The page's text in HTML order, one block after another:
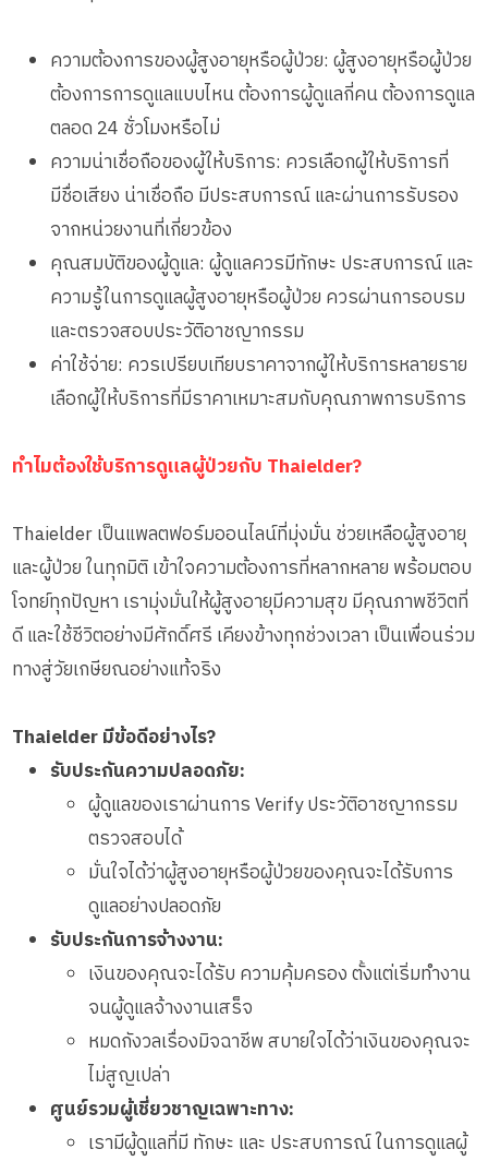
ความต้องการของผู้สูงอายุหรือผู้ป่วย: ผู้สูงอายุหรือผู้ป่วย
ต้องการการดูแลแบบไหน ต้องการผู้ดูแลกี่คน ต้องการดูแล
ตลอด 24 ชั่วโมงหรือไม่
ความน่าเชื่อถือของผู้ให้บริการ: ควรเลือกผู้ให้บริการที่
มีชื่อเสียง น่าเชื่อถือ มีประสบการณ์ และผ่านการรับรอง
จากหน่วยงานที่เกี่ยวข้อง
คุณสมบัติของผู้ดูแล: ผู้ดูแลควรมีทักษะ ประสบการณ์ และ
ความรู้ในการดูแลผู้สูงอายุหรือผู้ป่วย ควรผ่านการอบรม
และตรวจสอบประวัติอาชญากรรม
ค่าใช้จ่าย: ควรเปรียบเทียบราคาจากผู้ให้บริการหลายราย
เลือกผู้ให้บริการที่มีราคาเหมาะสมกับคุณภาพการบริการ
ทำไมต้องใช้บริการดูแลผู้ป่วยกับ Thaielder?
Thaielder เป็นแพลตฟอร์มออนไลน์ที่มุ่งมั่น ช่วยเหลือผู้สูงอายุ
และผู้ป่วย ในทุกมิติ เข้าใจความต้องการที่หลากหลาย พร้อมตอบ
โจทย์ทุกปัญหา เรามุ่งมั่นให้ผู้สูงอายุมีความสุข มีคุณภาพชีวิตที่
ดี และใช้ชีวิตอย่างมีศักดิ์ศรี เคียงข้างทุกช่วงเวลา เป็นเพื่อนร่วม
ทางสู่วัยเกษียณอย่างแท้จริง
Thaielder มีข้อดีอย่างไร?
รับประกันความปลอดภัย:
ผู้ดูแลของเราผ่านการ Verify ประวัติอาชญากรรม
ตรวจสอบได้
มั่นใจได้ว่าผู้สูงอายุหรือผู้ป่วยของคุณจะได้รับการ
ดูแลอย่างปลอดภัย
รับประกันการจ้างงาน:
เงินของคุณจะได้รับ ความคุ้มครอง ตั้งแต่เริ่มทำงาน
จนผู้ดูแลจ้างงานเสร็จ
หมดกังวลเรื่องมิจฉาชีพ สบายใจได้ว่าเงินของคุณจะ
ไม่สูญเปล่า
ศูนย์รวมผู้เชี่ยวชาญเฉพาะทาง:
เรามีผู้ดูแลที่มี ทักษะ และ ประสบการณ์ ในการดูแลผู้